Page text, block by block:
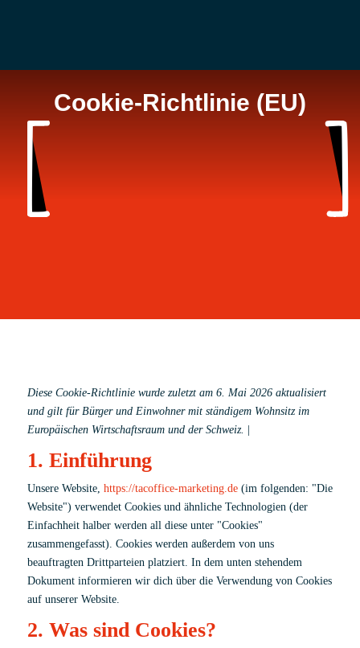
Cookie-Richtlinie (EU)
Diese Cookie-Richtlinie wurde zuletzt am 6. Mai 2026 aktualisiert
und gilt für Bürger und Einwohner mit ständigem Wohnsitz im
Europäischen Wirtschaftsraum und der Schweiz.
1. Einführung
Unsere Website, https://tacoffice-marketing.de(im folgenden: "Die
Website") verwendet Cookies und ähnliche Technologien (der
Einfachheit halber werden all diese unter "Cookies"
zusammengefasst). Cookies werden außerdem von uns
beauftragten Drittparteien platziert. In dem unten stehendem
Dokument informieren wir dich über die Verwendung von Cookies
auf unserer Website.
2. Was sind Cookies?